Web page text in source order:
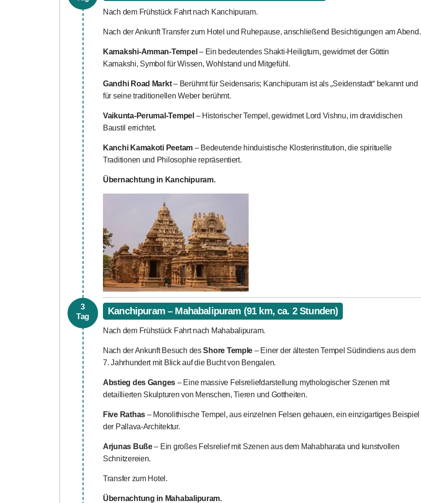
Nach dem Frühstück Fahrt nach Kanchipuram.
Nach der Ankunft Transfer zum Hotel und Ruhepause, anschließend Besichtigungen am Abend.
Kamakshi-Amman-Tempel – Ein bedeutendes Shakti-Heiligtum, gewidmet der Göttin
Kamakshi, Symbol für Wissen, Wohlstand und Mitgefühl.
Gandhi Road Markt– Berühmt für Seidensaris; Kanchipuram ist als „Seidenstadt“ bekannt und
für seine traditionellen Weber berühmt.
Vaikunta-Perumal-Tempel – Historischer Tempel, gewidmet Lord Vishnu, im dravidischen
Baustil errichtet.
Kanchi Kamakoti Peetam – Bedeutende hinduistische Klosterinstitution, die spirituelle
Traditionen und Philosophie repräsentiert.
Übernachtung in Kanchipuram.
3
Tag
Kanchipuram – Mahabalipuram (91 km, ca. 2 Stunden)
Nach dem Frühstück Fahrt nach Mahabalipuram.
Nach der Ankunft Besuch desShore Temple – Einer der ältesten Tempel Südindiens aus dem
7. Jahrhundert mit Blick auf die Bucht von Bengalen.
Abstieg des Ganges – Eine massive Felsreliefdarstellung mythologischer Szenen mit
detaillierten Skulpturen von Menschen, Tieren und Gottheiten.
Five Rathas – Monolithische Tempel, aus einzelnen Felsen gehauen, ein einzigartiges Beispiel
der Pallava-Architektur.
Arjunas Buße– Ein großes Felsrelief mit Szenen aus dem Mahabharata und kunstvollen
Schnitzereien.
Transfer zum Hotel.
Übernachtung in Mahabalipuram.